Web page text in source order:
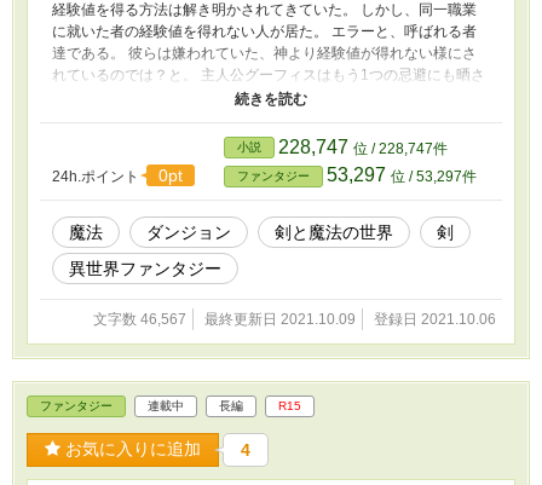
経験値を得る方法は解き明かされてきていた。 しかし、同一職業
に就いた者の経験値を得れない人が居た。 エラーと、呼ばれる者
達である。 彼らは嫌われていた、神より経験値が得れない様にさ
れているのでは？と。 主人公グーフィスはもう1つの忌避にも晒さ
れる稀に見る残念な少年であった。 果たして正しき努力にこそ正
応ほぼ無かったけど……暇つぶしや気分転換に書いてた文がもった
いないお化け感出てきたので掲載します。
24h.ポイント
0pt
小説 228,747 位 / 228,747件
ファンタジー 53,297 位 / 53,297件
魔法 ダンジョン 剣と魔法の世界
剣
異世界ファンタジー
文字数 46,567 最終更新日 2021.10.09 登録日 2021.10.06
ファンタジー 連載中 長編 R15
お気に入りに追加 4